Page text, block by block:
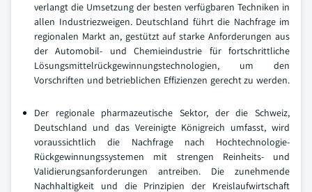
verlangt die Umsetzung der besten verfügbaren Techniken in
allen Industriezweigen. Deutschland führt die Nachfrage im
regionalen Markt an, gestützt auf starke Anforderungen aus
der Automobil- und Chemieindustrie für fortschrittliche
Lösungsmittelrückgewinnungstechnologien, um den
Vorschriften und betrieblichen Effizienzen gerecht zu werden.
Der regionale pharmazeutische Sektor, der die Schweiz,
Deutschland und das Vereinigte Königreich umfasst, wird
voraussichtlich die Nachfrage nach Hochtechnologie-
Rückgewinnungssystemen mit strengen Reinheits- und
Validierungsanforderungen antreiben. Die zunehmende
Nachhaltigkeit und die Prinzipien der Kreislaufwirtschaft